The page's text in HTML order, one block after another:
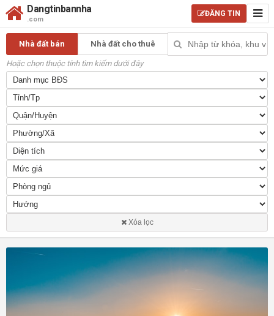
Dangtinbannha
.com
ĐĂNG TIN
Nhà đất bán Nhà đất cho thuê
Hoặc chọn thuộc tính tìm kiếm dưới đây
Xóa lọc